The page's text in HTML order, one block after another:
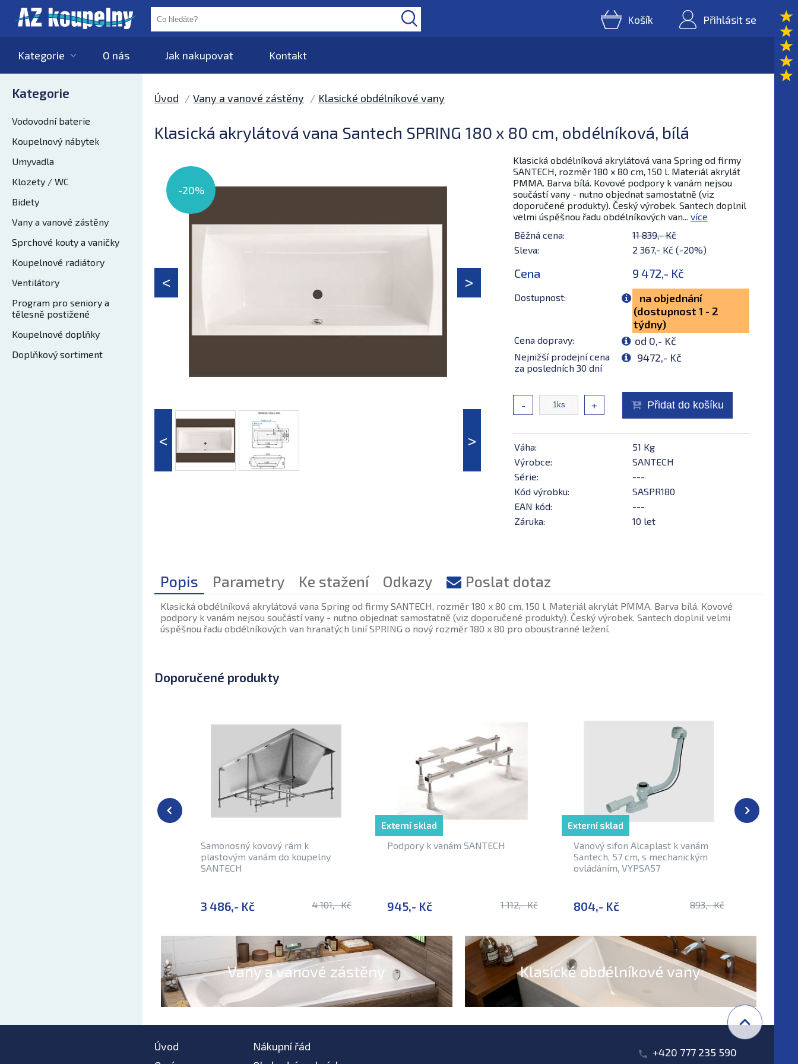
Košík Přihlásit se
Kategorie O nás Jak nakupovat Kontakt
Kategorie
Vodovodní baterie
Koupelnový nábytek
Umyvadla
Klozety / WC
Bidety
Vany a vanové zástěny
Sprchové kouty a vaničky
Koupelnové radiátory
Ventilátory
Program pro seniory a
tělesně postižené
Koupelnové doplňky
Doplňkový sortiment
Úvod Vany a vanové zástěny Klasické obdélníkové vany
Klasická akrylátová vana Santech SPRING 180 x 80 cm, obdélníková, bílá
-20%
Klasická obdélníková akrylátová vana Spring od firmy
SANTECH, rozměr 180 x 80 cm, 150 l. Materiál akrylát
PMMA. Barva bílá. Kovové podpory k vanám nejsou
součástí vany - nutno objednat samostatně (viz
doporučené produkty). Český výrobek. Santech doplnil
velmi úspěšnou řadu obdélníkových van... více
Běžná cena:
11 839,- Kč
Sleva:
2 367,- Kč (-20%)
Cena 9 472,- Kč
Dostupnost:
na objednání
(dostupnost 1 - 2
týdny)
Cena dopravy: od 0,- Kč
Nejnižší prodejní cena
za posledních 30 dní
9472,- Kč
- + Přidat do košíku
Váha:
51 Kg
Výrobce:
SANTECH
Série:
---
Kód výrobku:
SASPR180
EAN kód:
---
Záruka:
10 let
Popis Parametry Ke stažení Odkazy Poslat dotaz
Klasická obdélníková akrylátová vana Spring od firmy SANTECH, rozměr 180 x 80 cm, 150 l. Materiál akrylát PMMA. Barva bílá. Kovové
podpory k vanám nejsou součástí vany - nutno objednat samostatně (viz doporučené produkty). Český výrobek. Santech doplnil velmi
úspěšnou řadu obdélníkových van hranatých linií SPRING o nový rozměr 180 x 80 pro oboustranné ležení.
Doporučené produkty
Samonosný kovový rám k
plastovým vanám do koupelny
SANTECH
3 486,- Kč 4 101,- Kč
Podpory k vanám SANTECH
945,- Kč 1 112,- Kč
Externí sklad
Vanový sifon Alcaplast k vanám
Santech, 57 cm, s mechanickým
ovládáním, VYPSA57
804,- Kč 893,- Kč
Externí sklad
Vany a vanové zástěny Klasické obdélníkové vany
Úvod
Nákupní řád
+420 777 235 590